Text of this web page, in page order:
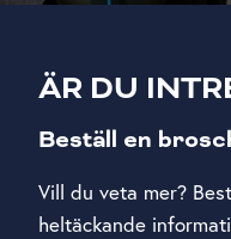
ÄR DU
Beställ en
Vill du veta mer?
heltäckande